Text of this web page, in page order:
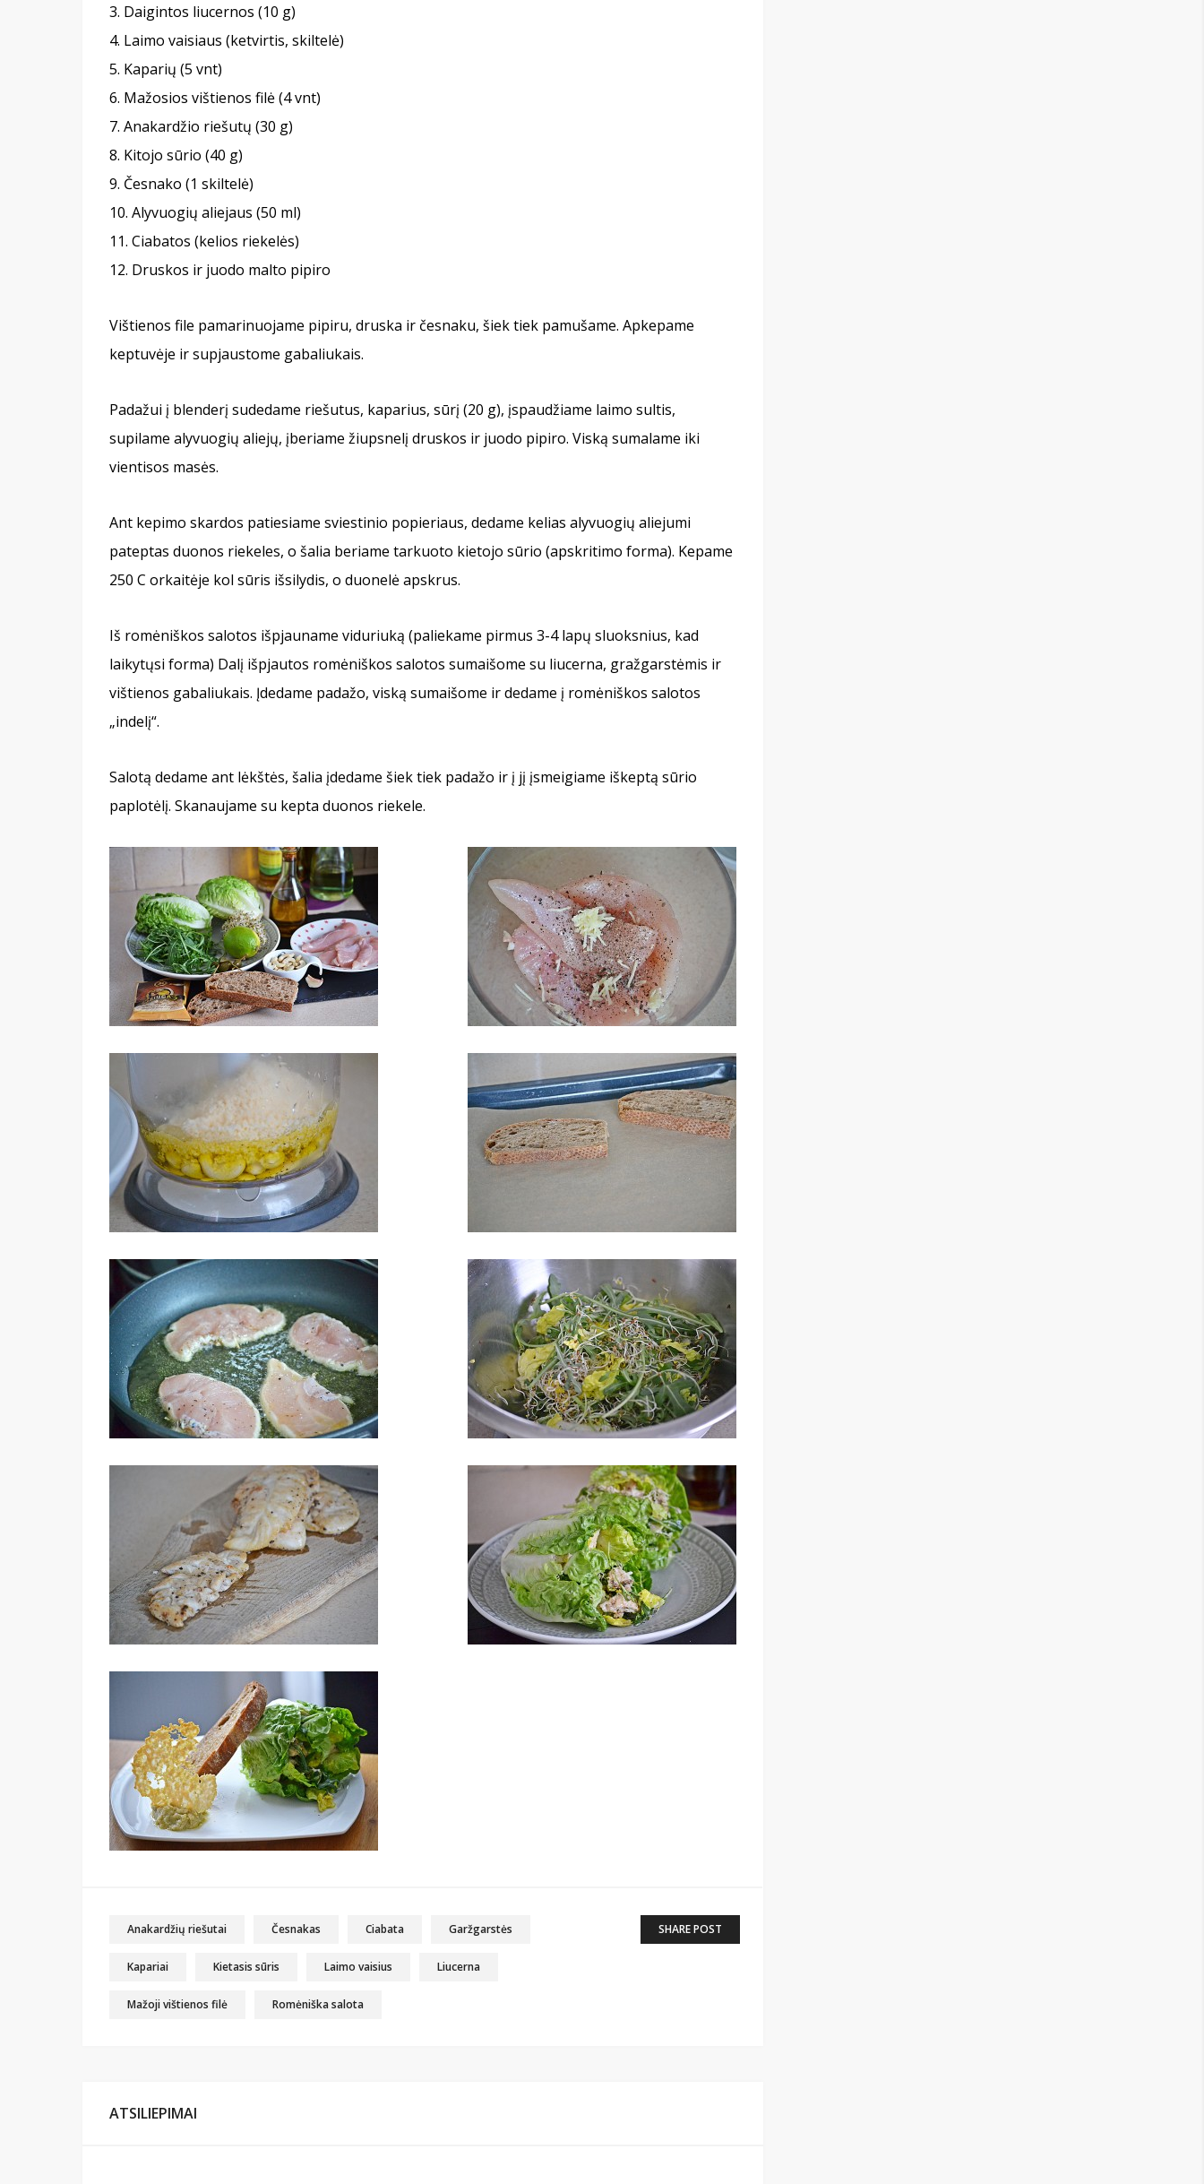
Daigintos liucernos (10 g)
Laimo vaisiaus (ketvirtis, skiltelė)
Kaparių (5 vnt)
Mažosios vištienos filė (4 vnt)
Anakardžio riešutų (30 g)
Kitojo sūrio (40 g)
Česnako (1 skiltelė)
Alyvuogių aliejaus (50 ml)
Ciabatos (kelios riekelės)
Druskos ir juodo malto pipiro
Vištienos file pamarinuojame pipiru, druska ir česnaku, šiek tiek pamušame. Apkepame
keptuvėje ir supjaustome gabaliukais.
Padažui į blenderį sudedame riešutus, kaparius, sūrį (20 g), įspaudžiame laimo sultis,
supilame alyvuogių aliejų, įberiame žiupsnelį druskos ir juodo pipiro. Viską sumalame iki
vientisos masės.
Ant kepimo skardos patiesiame sviestinio popieriaus, dedame kelias alyvuogių aliejumi
pateptas duonos riekeles, o šalia beriame tarkuoto kietojo sūrio (apskritimo forma). Kepame
250 C orkaitėje kol sūris išsilydis, o duonelė apskrus.
Iš romėniškos salotos išpjauname viduriuką (paliekame pirmus 3-4 lapų sluoksnius, kad
laikytųsi forma) Dalį išpjautos romėniškos salotos sumaišome su liucerna, gražgarstėmis ir
vištienos gabaliukais. Įdedame padažo, viską sumaišome ir dedame į romėniškos salotos
„indelį“.
Salotą dedame ant lėkštės, šalia įdedame šiek tiek padažo ir į jį įsmeigiame iškeptą sūrio
paplotėlį. Skanaujame su kepta duonos riekele.
Anakardžių riešutai Česnakas Ciabata Garžgarstės
Kapariai Kietasis sūris Laimo vaisius Liucerna
Mažoji vištienos filė Romėniška salota
SHARE POST
ATSILIEPIMAI